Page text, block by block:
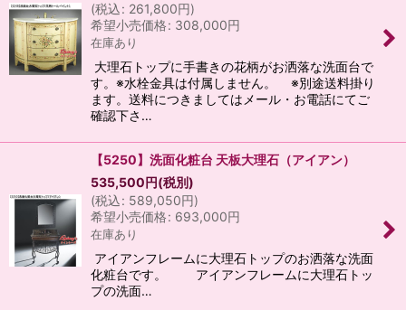
(税込: 261,800円)
希望小売価格: 308,000円
在庫あり
大理石トップに手書きの花柄がお洒落な洗面台で
す。※水栓金具は付属しません。 ※別途送料掛り
ます。送料につきましてはメール・お電話にてご
確認下さ…
【5250】洗面化粧台 天板大理石（アイアン）
535,500円(税別)
(税込: 589,050円)
希望小売価格: 693,000円
在庫あり
アイアンフレームに大理石トップのお洒落な洗面
化粧台です。 アイアンフレームに大理石トッ
プの洗面…